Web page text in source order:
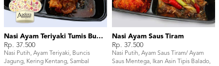
Nasi Ayam Teriyaki Tumis Buncis Jagung
Rp. 37.500
Nasi Putih, Ayam Teriyaki, Buncis
Jagung, Kering Kentang, Sambal
Nasi Ayam Saus Tiram
Rp. 37.500
Nasi Putih, Ayam Saus Tiram/ Ayam
Saus Mentega, Ikan Asin Tipis Balado,